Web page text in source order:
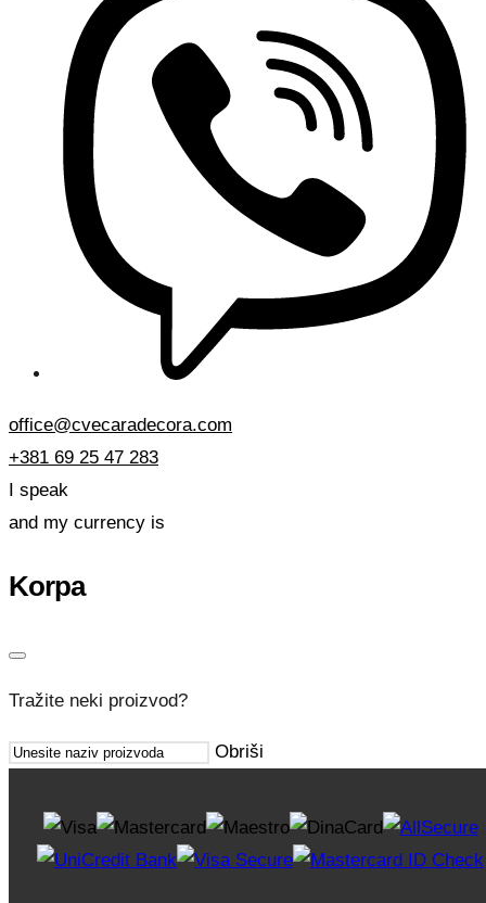
office@cvecaradecora.com
+381 69 25 47 283
I speak
and my currency is
Korpa
Tražite neki proizvod?
Obriši